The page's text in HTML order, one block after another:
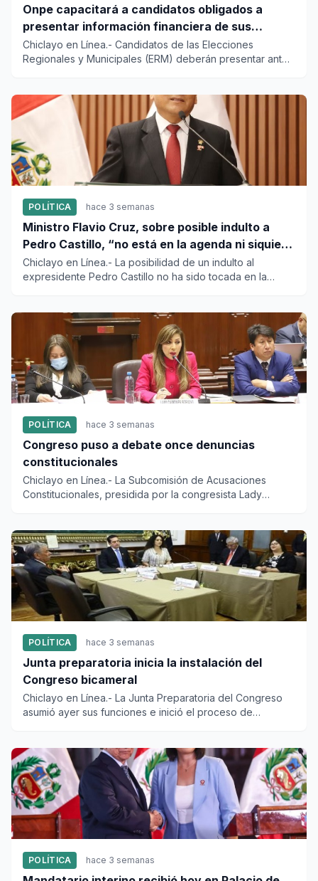
Onpe capacitará a candidatos obligados a
presentar información financiera de sus
campañas
Chiclayo en Línea.- Candidatos de las Elecciones
Regionales y Municipales (ERM) deberán presentar ante
POLÍTICA hace 3 semanas
Ministro Flavio Cruz, sobre posible indulto a
Pedro Castillo, “no está en la agenda ni siquiera
entre rumores”
Chiclayo en Línea.- La posibilidad de un indulto al
expresidente Pedro Castillo no ha sido tocada en la
POLÍTICA hace 3 semanas
Congreso puso a debate once denuncias
constitucionales
Chiclayo en Línea.- La Subcomisión de Acusaciones
Constitucionales, presidida por la congresista Lady
POLÍTICA hace 3 semanas
Junta preparatoria inicia la instalación del
Congreso bicameral
Chiclayo en Línea.- La Junta Preparatoria del Congreso
asumió ayer sus funciones e inició el proceso de
POLÍTICA hace 3 semanas